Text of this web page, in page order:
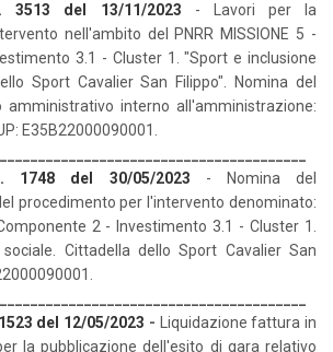
3513 del 13/11/2023 - Lavori per la
nell'ambito del PNRR MISSIONE 5 -
3.1 - Cluster 1. "Sport e inclusione
Sport Cavalier San Filippo". Nomina del
amministrativo interno all'amministrazione:
E35B22000090001.
1748 del 30/05/2023 - Nomina del
procedimento per l'intervento denominato:
2 - Investimento 3.1 - Cluster 1.
Cittadella dello Sport Cavalier San
del 12/05/2023 -
Liquidazione fattura in
la pubblicazione dell'esito di gara relativo